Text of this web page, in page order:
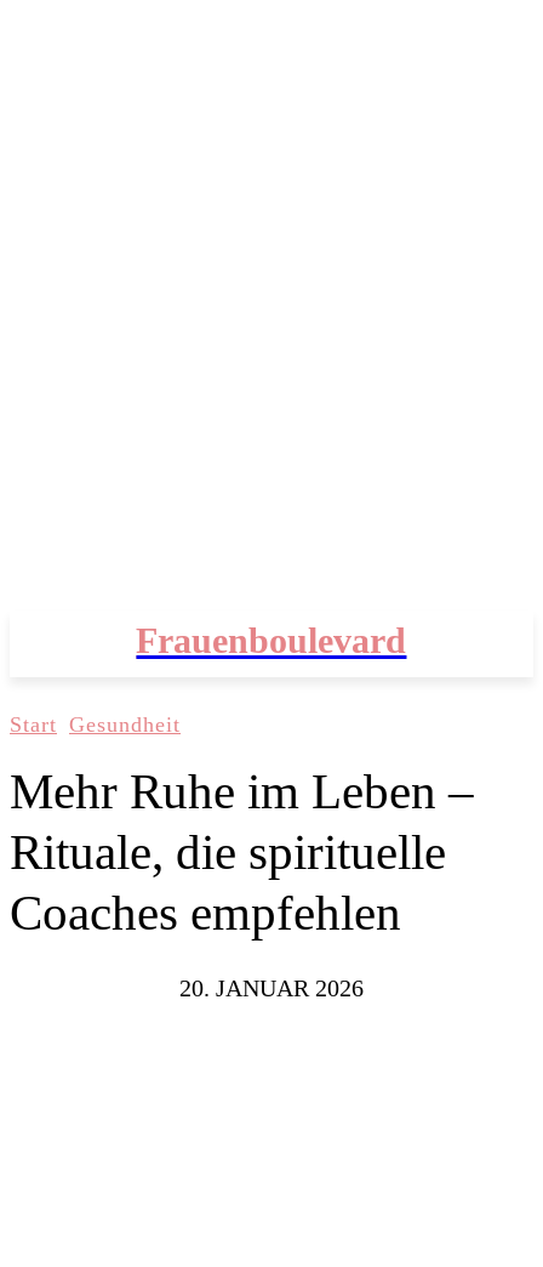
Frauenboulevard
Start Gesundheit
Mehr Ruhe im Leben –
Rituale, die spirituelle
Coaches empfehlen
20. JANUAR 2026